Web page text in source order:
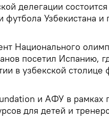
делегации состоится
футбола Узбекистана и
Национального
посетил Испанию,
в узбекской столице
и АФУ в
для детей и